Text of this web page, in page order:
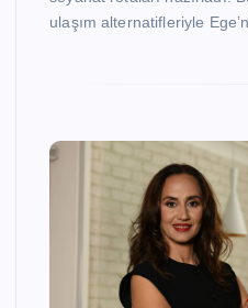
ulaşım alternatifleriyle